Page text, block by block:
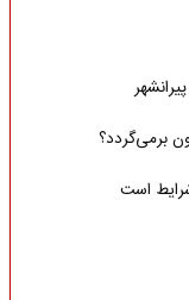
برمی‌گردد؟
است